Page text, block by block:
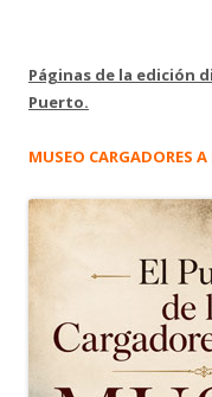
Páginas de la edición
Puerto.
MUSEO CARGADORES